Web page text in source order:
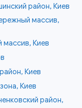
район, Киев
массив,
массив, Киев
Киев
Киев
район,